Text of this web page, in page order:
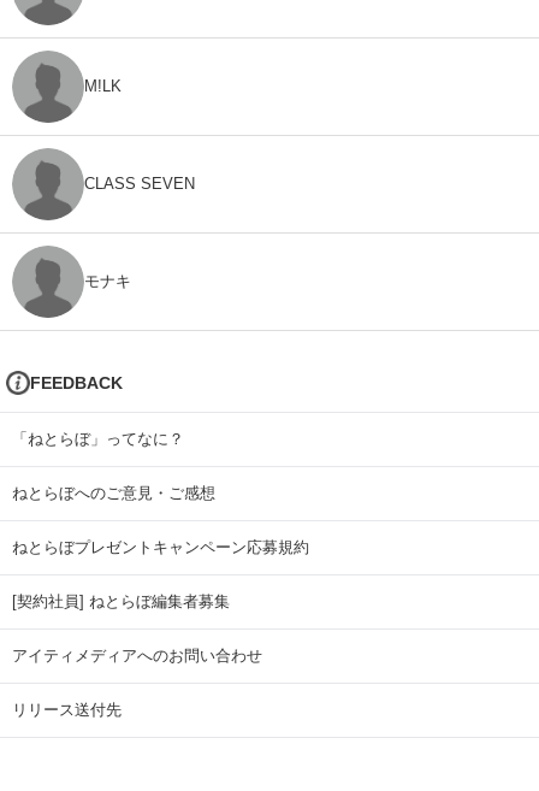
M!LK
CLASS SEVEN
モナキ
FEEDBACK
「ねとらぼ」ってなに？
ねとらぼへのご意見・ご感想
ねとらぼプレゼントキャンペーン応募規約
[契約社員] ねとらぼ編集者募集
アイティメディアへのお問い合わせ
リリース送付先